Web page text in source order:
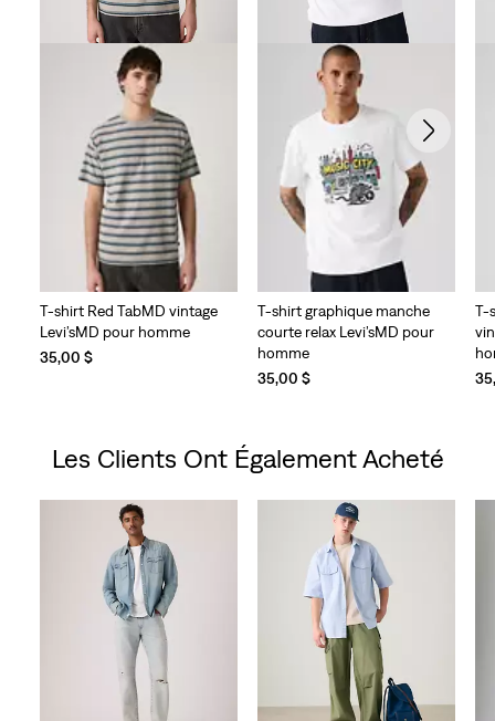
T-shirt Red TabMD vintage
Levi’sMD pour homme
35,00 $
T-shirt graphique manche
courte relax Levi’sMD pour
homme
35,00 $
T-
Les Clients Ont Également Acheté